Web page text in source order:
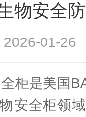
物安全
2026-01-
柜是美国
安全柜领